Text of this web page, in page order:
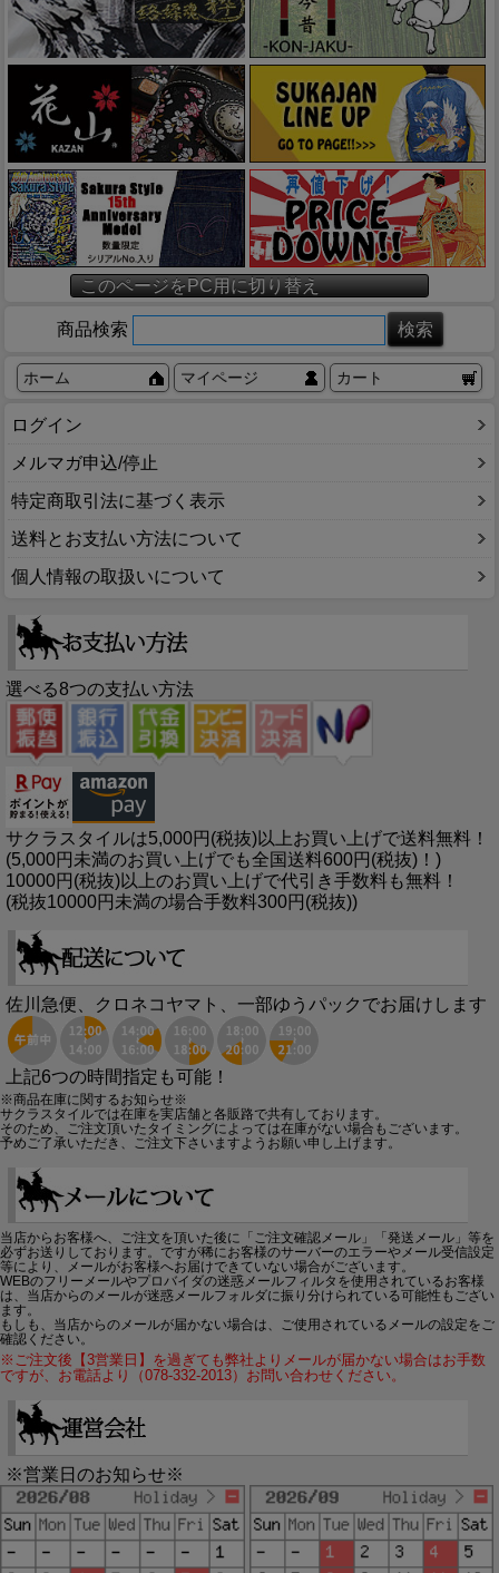
このページをPC用に切り替え
商品検索
ホーム マイページ カート
ログイン
メルマガ申込/停止
特定商取引法に基づく表示
送料とお支払い方法について
個人情報の取扱いについて
選べる8つの支払い方法
サクラスタイルは5,000円(税抜)以上お買い上げで送料無料！
(5,000円未満のお買い上げでも全国送料600円(税抜)！)
10000円(税抜)以上のお買い上げで代引き手数料も無料！
(税抜10000円未満の場合手数料300円(税抜))
佐川急便、クロネコヤマト、一部ゆうパックでお届けします
上記6つの時間指定も可能！
※商品在庫に関するお知らせ※
サクラスタイルでは在庫を実店舗と各販路で共有しております。
そのため、ご注文頂いたタイミングによっては在庫がない場合もございます。
予めご了承いただき、ご注文下さいますようお願い申し上げます。
当店からお客様へ、ご注文を頂いた後に「ご注文確認メール」「発送メール」等を
必ずお送りしております。ですが稀にお客様のサーバーのエラーやメール受信設定
等により、メールがお客様へお届けできていない場合がございます。
WEBのフリーメールやプロバイダの迷惑メールフィルタを使用されているお客様
は、当店からのメールが迷惑メールフォルダに振り分けられている可能性もござい
ます。
もしも、当店からのメールが届かない場合は、ご使用されているメールの設定をご
確認ください。
※ご注文後【3営業日】を過ぎても弊社よりメールが届かない場合はお手数
ですが、お電話より（078-332-2013）お問い合わせください。
※営業日のお知らせ※